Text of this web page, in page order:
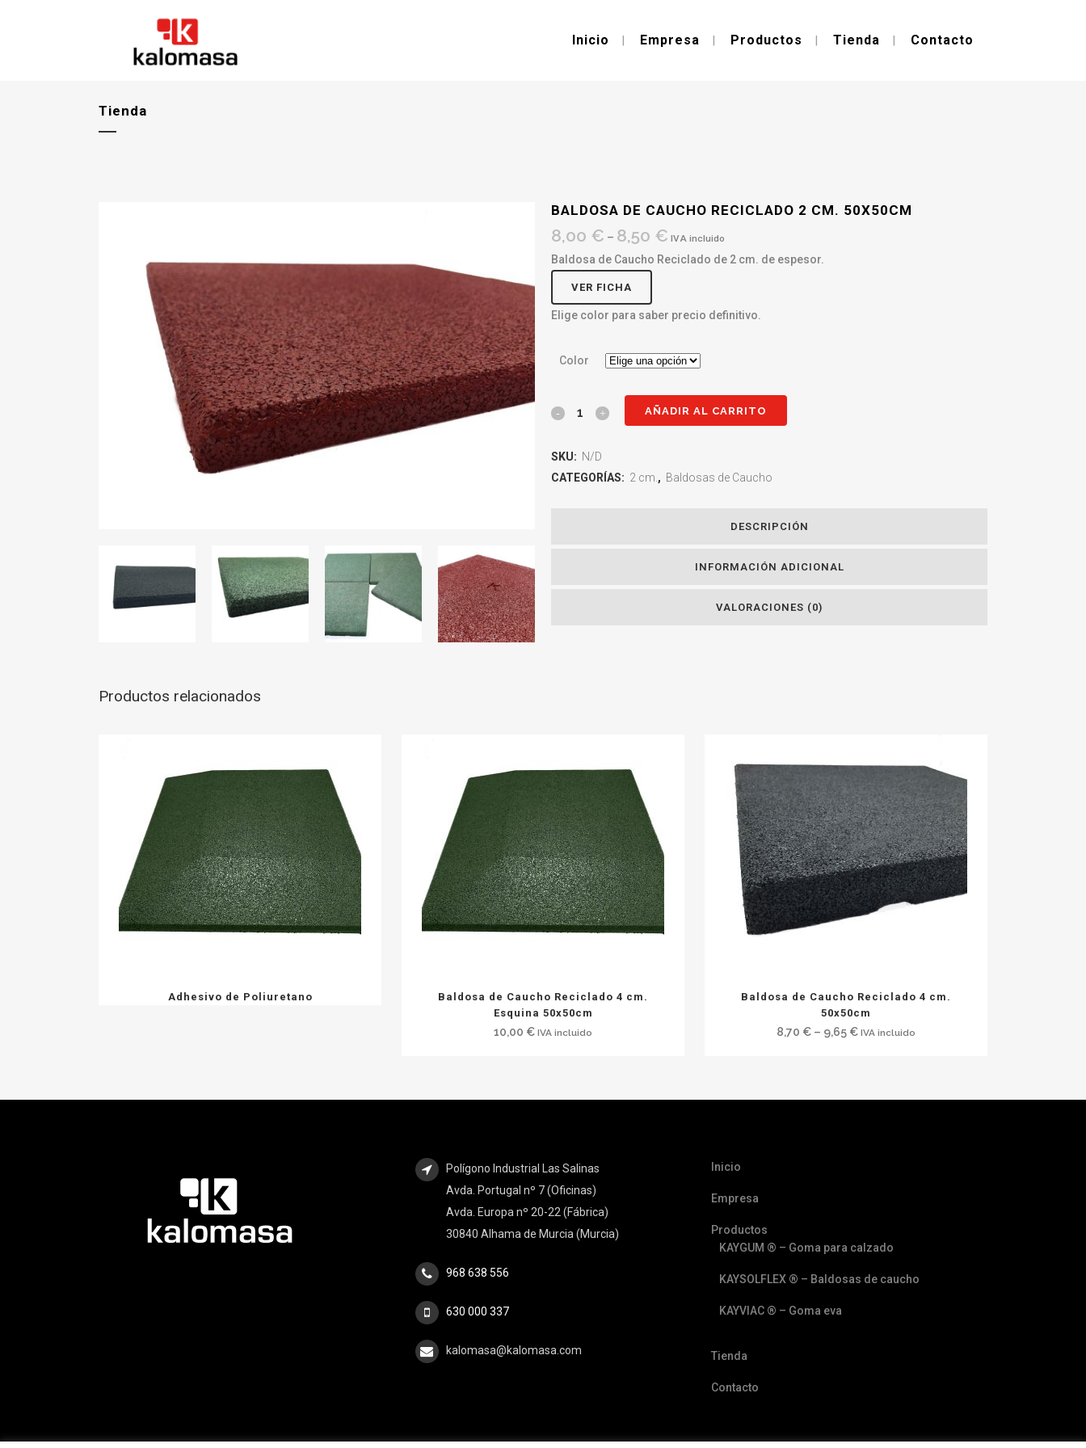
Inicio Empresa Productos Tienda Contacto
Tienda
BALDOSA DE CAUCHO RECICLADO 2 CM. 50X50CM
8,00 € – 8,50 € IVA incluido
Baldosa de Caucho Reciclado de 2 cm. de espesor.
VER FICHA
Elige color para saber precio definitivo.
Color
Baldosa
Caucho
AÑADIR AL CARRITO
SKU: N/D
CATEGORÍAS: 2 cm. , Baldosas de Caucho
DESCRIPCIÓN
INFORMACIÓN ADICIONAL
VALORACIONES (0)
Productos relacionados
Adhesivo de Poliuretano
Baldosa de Caucho Reciclado 4 cm.
Esquina 50x50cm
10,00 € IVA incluido
Baldosa de Caucho Reciclado 4 cm.
50x50cm
8,70 € – 9,65 € IVA incluido
Polígono Industrial Las Salinas
Avda. Portugal nº 7 (Oficinas)
Avda. Europa nº 20-22 (Fábrica)
30840 Alhama de Murcia (Murcia)
968 638 556
630 000 337
kalomasa@kalomasa.com
Inicio
Empresa
Productos
KAYGUM ® – Goma para calzado
KAYSOLFLEX ® – Baldosas de caucho
KAYVIAC ® – Goma eva
Tienda
Contacto